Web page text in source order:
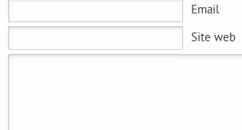
Email
Site web